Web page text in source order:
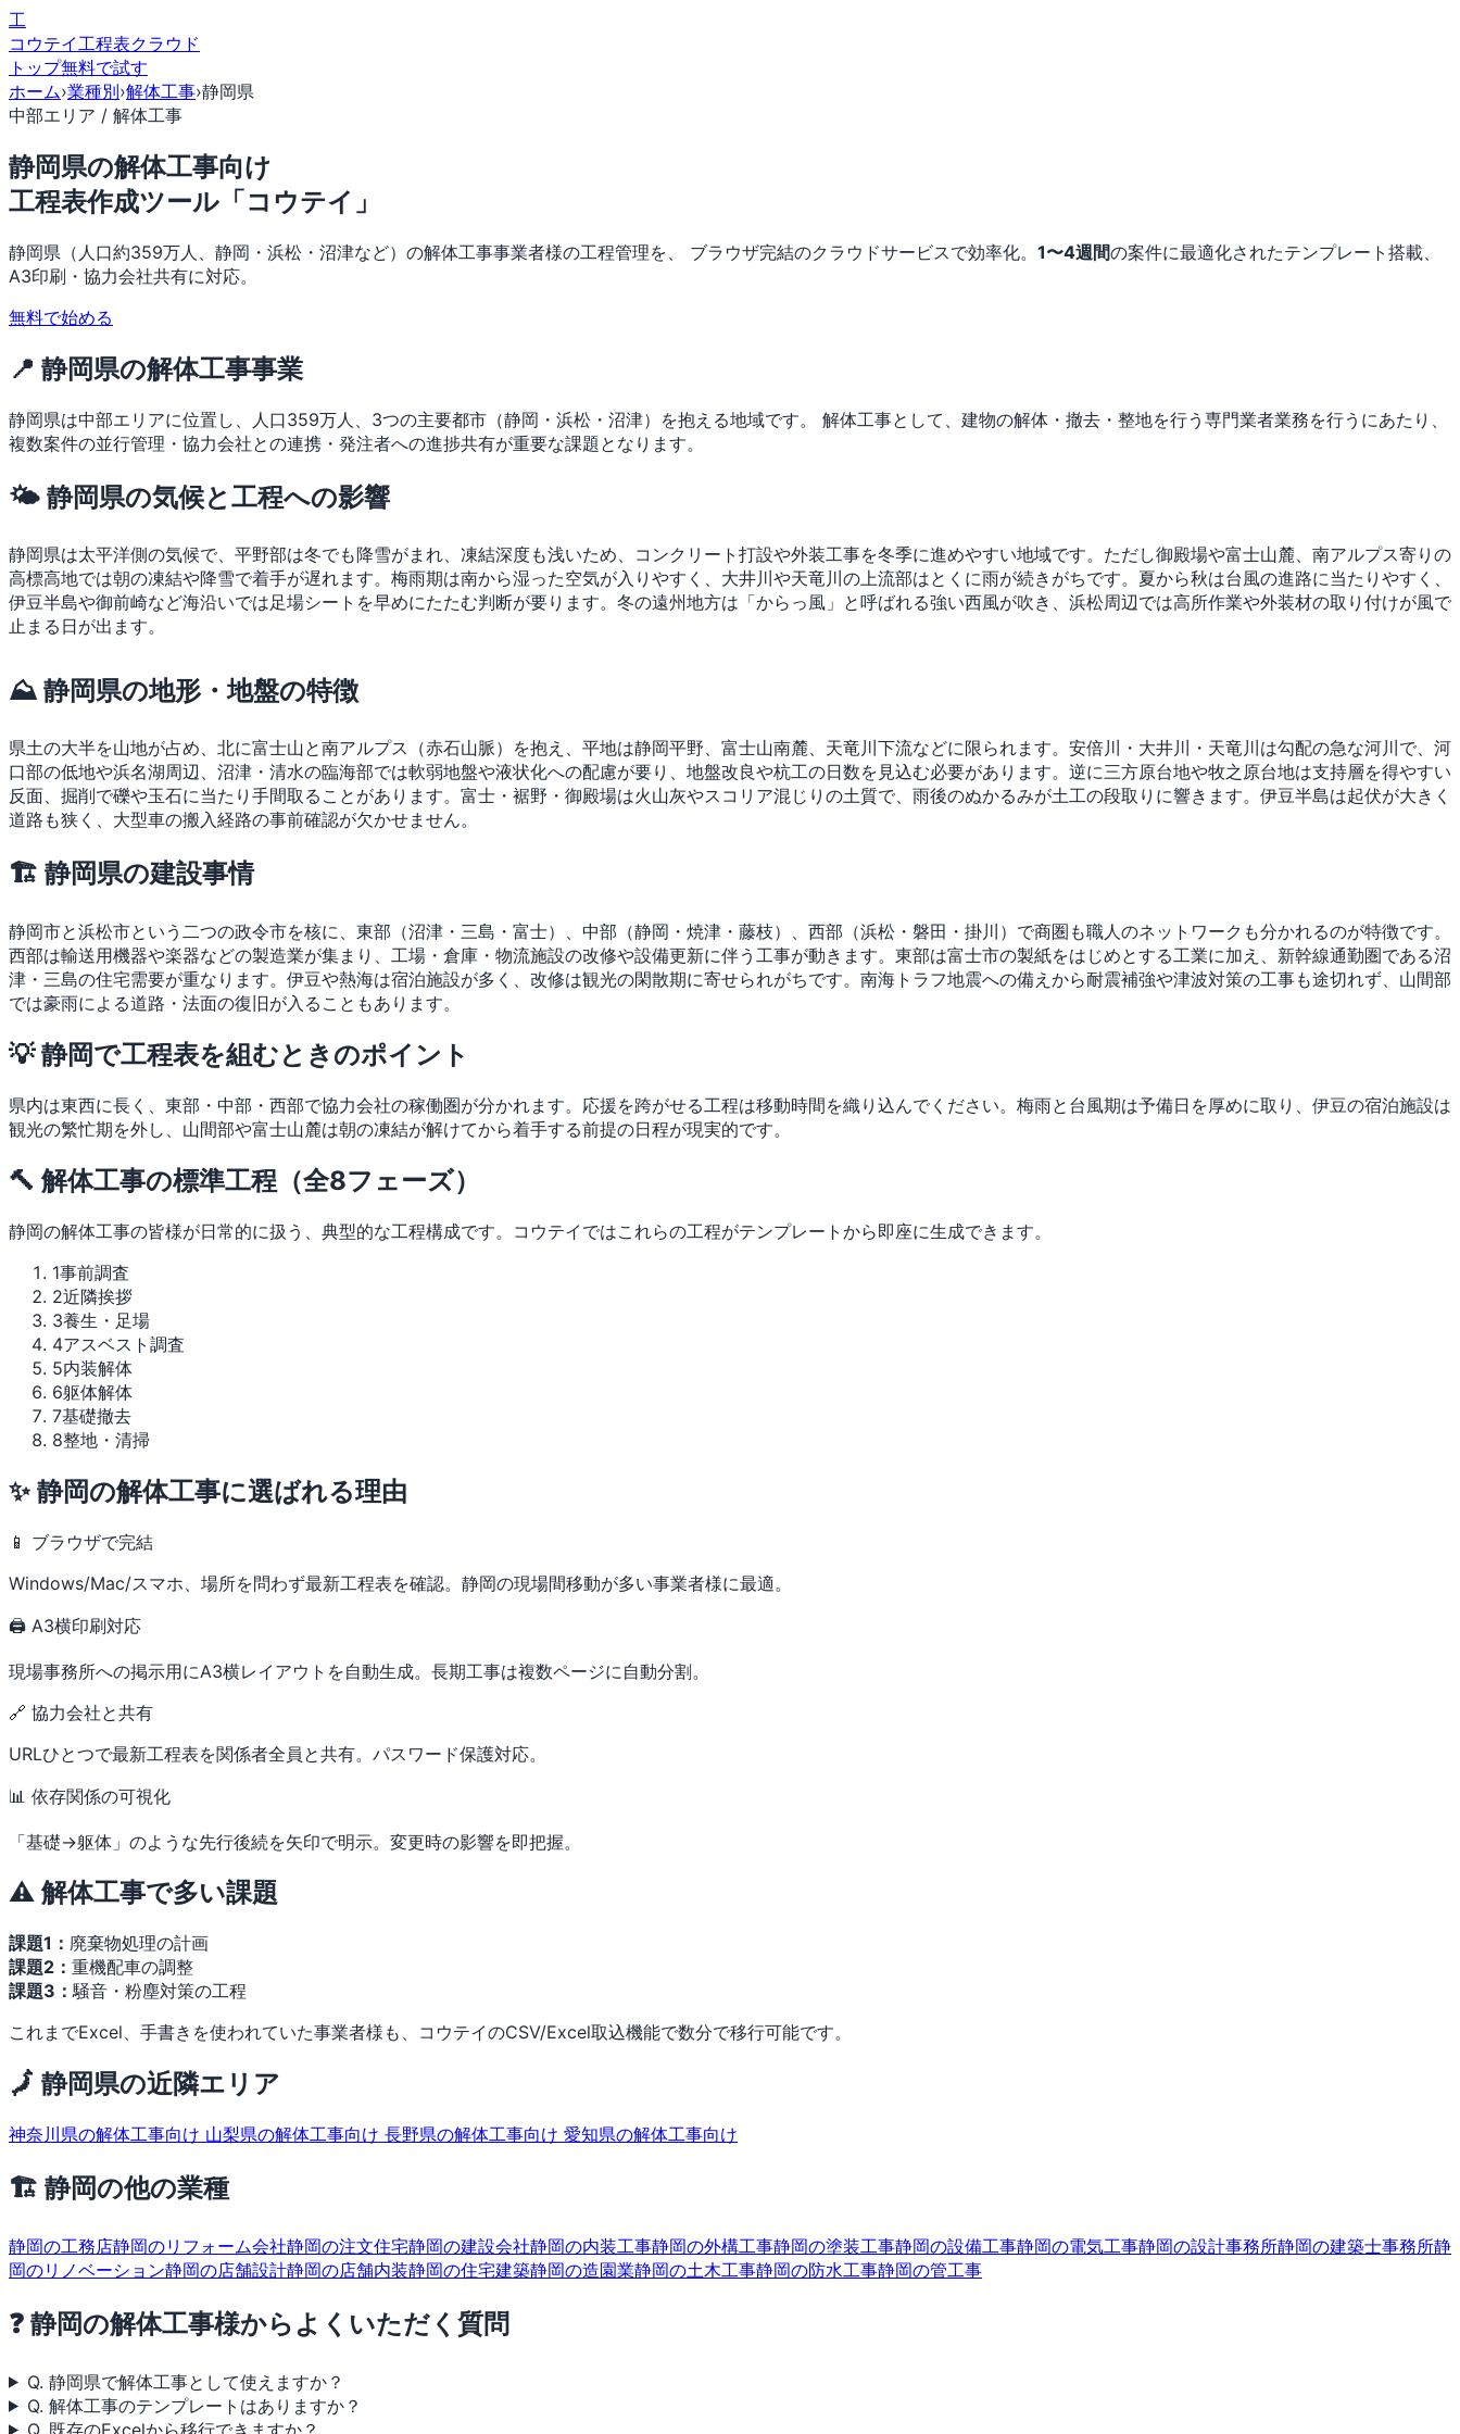
工
コウテイ工程表クラウド
トップ無料で試す
ホーム›業種別›解体工事›静岡県
中部エリア / 解体工事
静岡県の解体工事向け
工程表作成ツール「コウテイ」
静岡県（人口約359万人、静岡・浜松・沼津など）の解体工事事業者様の工程管理を、 ブラウザ完結のクラウドサービスで効率化。 1〜4週間の案件に最適化されたテンプレート搭載、
A3印刷・協力会社共有に対応。
無料で始める
📍 静岡県の解体工事事業
静岡県は中部エリアに位置し、人口359万人、3つの主要都市（静岡・浜松・沼津）を抱える地域です。 解体工事として、建物の解体・撤去・整地を行う専門業者業務を行うにあたり、
複数案件の並行管理・協力会社との連携・発注者への進捗共有が重要な課題となります。
🌤 静岡県の気候と工程への影響
静岡県は太平洋側の気候で、平野部は冬でも降雪がまれ、凍結深度も浅いため、コンクリート打設や外装工事を冬季に進めやすい地域です。ただし御殿場や富士山麓、南アルプス寄りの
高標高地では朝の凍結や降雪で着手が遅れます。梅雨期は南から湿った空気が入りやすく、大井川や天竜川の上流部はとくに雨が続きがちです。夏から秋は台風の進路に当たりやすく、
伊豆半島や御前崎など海沿いでは足場シートを早めにたたむ判断が要ります。冬の遠州地方は「からっ風」と呼ばれる強い西風が吹き、浜松周辺では高所作業や外装材の取り付けが風で
止まる日が出ます。
⛰ 静岡県の地形・地盤の特徴
県土の大半を山地が占め、北に富士山と南アルプス（赤石山脈）を抱え、平地は静岡平野、富士山南麓、天竜川下流などに限られます。安倍川・大井川・天竜川は勾配の急な河川で、河
口部の低地や浜名湖周辺、沼津・清水の臨海部では軟弱地盤や液状化への配慮が要り、地盤改良や杭工の日数を見込む必要があります。逆に三方原台地や牧之原台地は支持層を得やすい
反面、掘削で礫や玉石に当たり手間取ることがあります。富士・裾野・御殿場は火山灰やスコリア混じりの土質で、雨後のぬかるみが土工の段取りに響きます。伊豆半島は起伏が大きく
道路も狭く、大型車の搬入経路の事前確認が欠かせません。
🏗 静岡県の建設事情
静岡市と浜松市という二つの政令市を核に、東部（沼津・三島・富士）、中部（静岡・焼津・藤枝）、西部（浜松・磐田・掛川）で商圏も職人のネットワークも分かれるのが特徴です。
西部は輸送用機器や楽器などの製造業が集まり、工場・倉庫・物流施設の改修や設備更新に伴う工事が動きます。東部は富士市の製紙をはじめとする工業に加え、新幹線通勤圏である沼
津・三島の住宅需要が重なります。伊豆や熱海は宿泊施設が多く、改修は観光の閑散期に寄せられがちです。南海トラフ地震への備えから耐震補強や津波対策の工事も途切れず、山間部
では豪雨による道路・法面の復旧が入ることもあります。
💡 静岡で工程表を組むときのポイント
県内は東西に長く、東部・中部・西部で協力会社の稼働圏が分かれます。応援を跨がせる工程は移動時間を織り込んでください。梅雨と台風期は予備日を厚めに取り、伊豆の宿泊施設は
観光の繁忙期を外し、山間部や富士山麓は朝の凍結が解けてから着手する前提の日程が現実的です。
🔨 解体工事の標準工程（全8フェーズ）
静岡の解体工事の皆様が日常的に扱う、典型的な工程構成です。コウテイではこれらの工程がテンプレートから即座に生成できます。
1事前調査
2近隣挨拶
3養生・足場
4アスベスト調査
5内装解体
6躯体解体
7基礎撤去
8整地・清掃
✨ 静岡の解体工事に選ばれる理由
📱 ブラウザで完結
Windows/Mac/スマホ、場所を問わず最新工程表を確認。静岡の現場間移動が多い事業者様に最適。
🖨 A3横印刷対応
現場事務所への掲示用にA3横レイアウトを自動生成。長期工事は複数ページに自動分割。
🔗 協力会社と共有
URLひとつで最新工程表を関係者全員と共有。パスワード保護対応。
📊 依存関係の可視化
「基礎→躯体」のような先行後続を矢印で明示。変更時の影響を即把握。
⚠️ 解体工事で多い課題
課題1： 廃棄物処理の計画
課題2： 重機配車の調整
課題3：騒音・粉塵対策の工程
これまでExcel、手書きを使われていた事業者様も、コウテイのCSV/Excel取込機能で数分で移行可能です。
🗾 静岡県の近隣エリア
神奈川県の解体工事向け 山梨県の解体工事向け 長野県の解体工事向け 愛知県の解体工事向け
🏗 静岡の他の業種
静岡の工務店静岡のリフォーム会社静岡の注文住宅静岡の建設会社静岡の内装工事静岡の外構工事静岡の塗装工事静岡の設備工事静岡の電気工事静岡の設計事務所静岡の建築士事務所静
岡のリノベーション静岡の店舗設計静岡の店舗内装静岡の住宅建築静岡の造園業静岡の土木工事静岡の防水工事静岡の管工事
❓ 静岡の解体工事様からよくいただく質問
Q. 静岡県で解体工事として使えますか？
Q. 解体工事のテンプレートはありますか？
Q. 既存のExcelから移行できますか？